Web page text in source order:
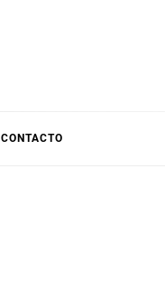
CONTACTO